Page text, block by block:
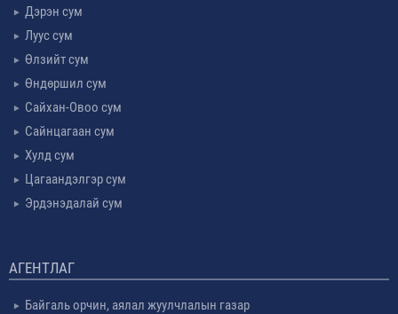
Дэрэн сум
Луус сум
Өлзийт сум
Өндөршил сум
Сайхан-Овоо сум
Сайнцагаан сум
Хулд сум
Цагаандэлгэр сум
Эрдэнэдалай сум
АГЕНТЛАГ
Байгаль орчин, аялал жуулчлалын газар